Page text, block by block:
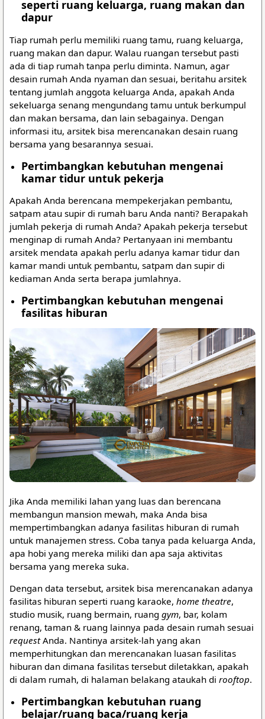
seperti ruang keluarga, ruang makan dan
dapur
Tiap rumah perlu memiliki ruang tamu, ruang keluarga,
ruang makan dan dapur. Walau ruangan tersebut pasti
ada di tiap rumah tanpa perlu diminta. Namun, agar
desain rumah Anda nyaman dan sesuai, beritahu arsitek
tentang jumlah anggota keluarga Anda, apakah Anda
sekeluarga senang mengundang tamu untuk berkumpul
dan makan bersama, dan lain sebagainya. Dengan
informasi itu, arsitek bisa merencanakan desain ruang
bersama yang besarannya sesuai.
Pertimbangkan kebutuhan mengenai
kamar tidur untuk pekerja
Apakah Anda berencana mempekerjakan pembantu,
satpam atau supir di rumah baru Anda nanti? Berapakah
jumlah pekerja di rumah Anda? Apakah pekerja tersebut
menginap di rumah Anda? Pertanyaan ini membantu
arsitek mendata apakah perlu adanya kamar tidur dan
kamar mandi untuk pembantu, satpam dan supir di
kediaman Anda serta berapa jumlahnya.
Pertimbangkan kebutuhan mengenai
fasilitas hiburan
Jika Anda memiliki lahan yang luas dan berencana
membangun mansion mewah, maka Anda bisa
mempertimbangkan adanya fasilitas hiburan di rumah
untuk manajemen stress. Coba tanya pada keluarga Anda,
apa hobi yang mereka miliki dan apa saja aktivitas
bersama yang mereka suka.
Dengan data tersebut, arsitek bisa merencanakan adanya
fasilitas hiburan seperti ruang karaoke, home theatre,
studio musik, ruang bermain, ruang gym, bar, kolam
renang, taman & ruang lainnya pada desain rumah sesuai
requestAnda. Nantinya arsitek-lah yang akan
memperhitungkan dan merencanakan luasan fasilitas
hiburan dan dimana fasilitas tersebut diletakkan, apakah
di dalam rumah, di halaman belakang ataukah di rooftop.
Pertimbangkan kebutuhan ruang
belajar/ruang baca/ruang kerja